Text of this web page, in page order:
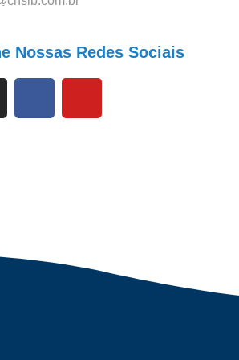
Nossas Redes Sociais